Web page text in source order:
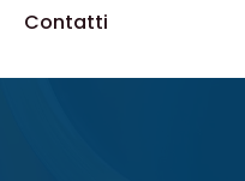
Contatti